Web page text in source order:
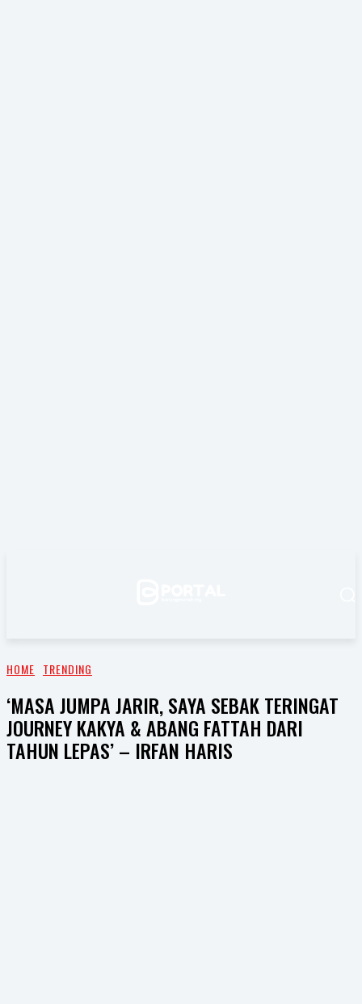
HOME TRENDING
‘MASA JUMPA JARIR, SAYA SEBAK TERINGAT
JOURNEY KAKYA & ABANG FATTAH DARI
TAHUN LEPAS’ – IRFAN HARIS